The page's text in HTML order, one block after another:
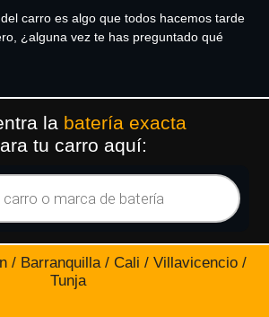
carro es algo que todos hacemos tarde
¿alguna vez te has preguntado qué
la batería exacta
tu carro aquí:
/ Barranquilla / Cali / Villavicencio /
Tunja